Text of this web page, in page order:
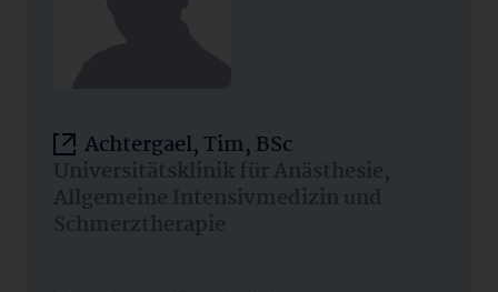
Achtergael, Tim, BSc
Universitätsklinik für Anästhesie,
Allgemeine Intensivmedizin und
Schmerztherapie